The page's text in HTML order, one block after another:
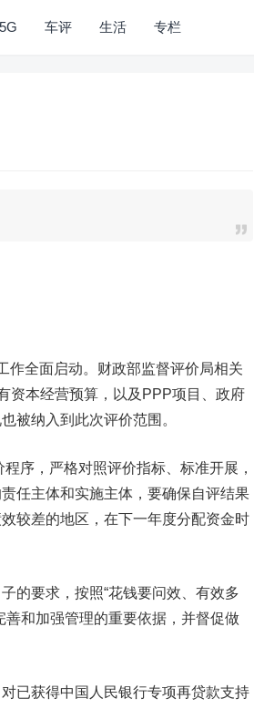
5G 车评 生活 专栏
作全面启动。财政部监督评价局相关
资本经营预算，以及PPP项目、政府
被纳入到此次评价范围。
序，严格对照评价指标、标准开展，
任主体和实施主体，要确保自评结果
较差的地区，在下一年度分配资金时
的要求，按照“花钱要问效、有效多
和加强管理的重要依据，并督促做
已获得中国人民银行专项再贷款支持